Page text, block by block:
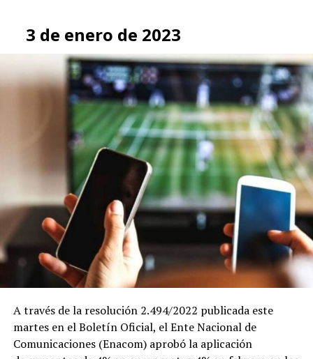
3 de enero de 2023
A través de la resolución 2.494/2022 publicada este
martes en el Boletín Oficial, el Ente Nacional de
Comunicaciones (Enacom) aprobó la aplicación